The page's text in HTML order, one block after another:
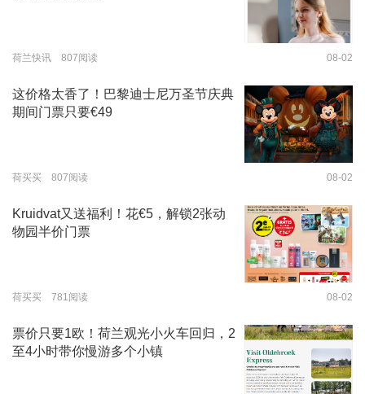
荷兰快讯 807阅读 08-02
这价格太香了！巴黎迪士尼万圣节庆典
期间门票只要€49
荷买买 807阅读 08-02
Kruidvat又送福利！花€5，解锁2张动
物园半价门票
荷买买 781阅读 08-02
票价只要1欧！荷兰观光小火车回归，2
至4小时带你慢游多个小镇